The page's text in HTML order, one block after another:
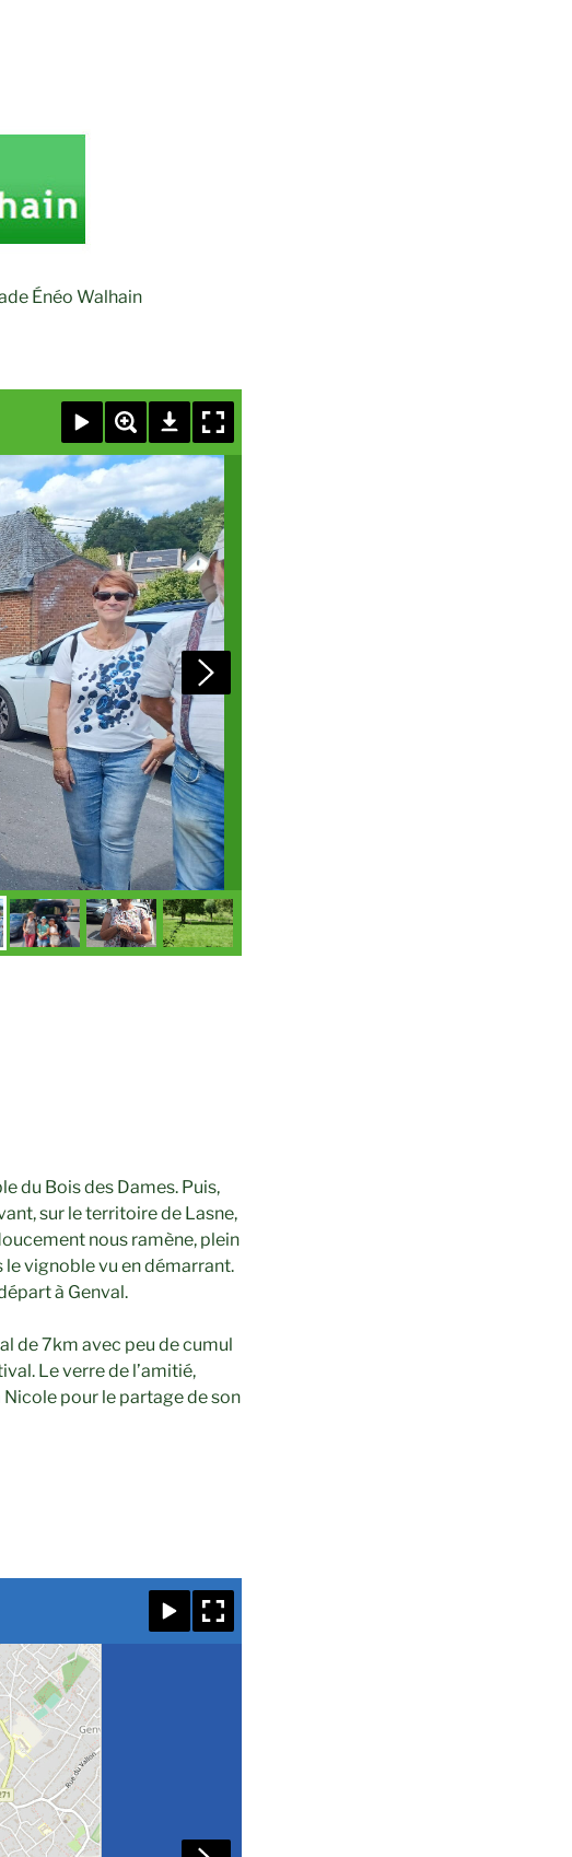
Énéo Walhain
du Bois des Dames. Puis,
sur le territoire de Lasne,
nous ramène, plein
le vignoble vu en démarrant.
à Genval.
de 7km avec peu de cumul
Le verre de l’amitié,
pour le partage de son